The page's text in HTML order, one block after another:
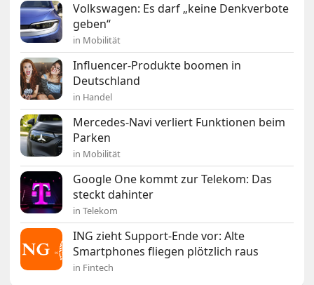
Volkswagen: Es darf „keine Denkverbote
geben“
in Mobilität
Influencer-Produkte boomen in
Deutschland
in Handel
Mercedes-Navi verliert Funktionen beim
Parken
in Mobilität
Google One kommt zur Telekom: Das
steckt dahinter
in Telekom
ING zieht Support-Ende vor: Alte
Smartphones fliegen plötzlich raus
in Fintech